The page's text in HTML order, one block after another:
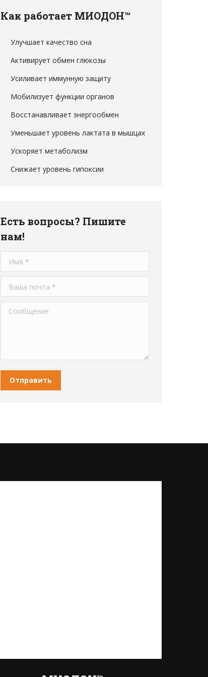
Как работает МИОДОН™
Улучшает качество сна
Активирует обмен глюкозы
Усиливает иммунную защиту
Мобилизует функции органов
Восстанавливает энергообмен
Уменьшает уровень лактата в мышцах
Ускоряет метаболизм
Снижает уровень гипоксии
Есть вопросы? Пишите
нам!
Имя *
Ваша почта *
Сообщение
Отправить